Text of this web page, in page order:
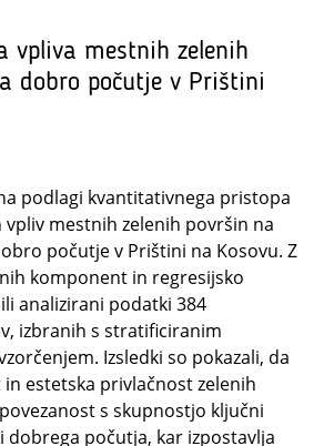
vpliva mestnih zelenih
dobro počutje v Prištini
podlagi kvantitativnega pristopa
vpliv mestnih zelenih površin na
počutje v Prištini na Kosovu. Z
komponent in regresijsko
analizirani podatki 384
izbranih s stratificiranim
Izsledki so pokazali, da
in estetska privlačnost zelenih
s skupnostjo ključni
dobrega počutja, kar izpostavlja